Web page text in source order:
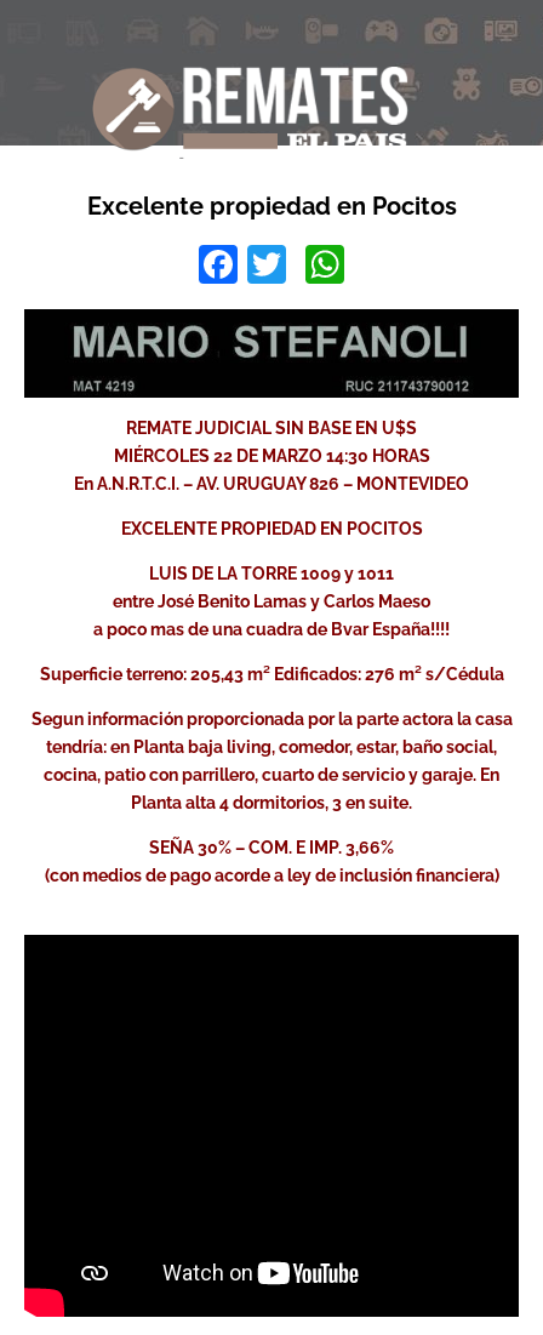
Excelente propiedad en Pocitos
Facebook
Twitter
REMATE JUDICIAL SIN BASE EN U$S
MIÉRCOLES 22 DE MARZO 14:30 HORAS
En A.N.R.T.C.I. – AV. URUGUAY 826 – MONTEVIDEO
EXCELENTE PROPIEDAD EN POCITOS
LUIS DE LA TORRE 1009 y 1011
entre José Benito Lamas y Carlos Maeso
a poco mas de una cuadra de Bvar España!!!!
Superficie terreno: 205,43 m² Edificados: 276 m² s/Cédula
Segun información proporcionada por la parte actora la casa
tendría: en Planta baja living, comedor, estar, baño social,
cocina, patio con parrillero, cuarto de servicio y garaje. En
Planta alta 4 dormitorios, 3 en suite.
SEÑA 30% – COM. E IMP. 3,66%
(con medios de pago acorde a ley de inclusión financiera)